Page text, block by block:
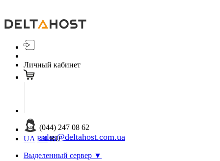
Личный кабинет
(044) 247 08 62
sales@deltahost.com.ua
UA EN RU
Выделенный сервер ▼